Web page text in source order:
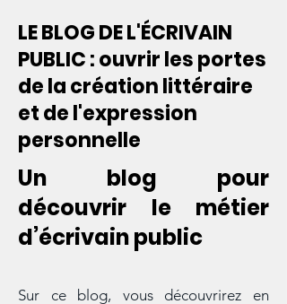
LE BLOG DE L'ÉCRIVAIN
PUBLIC : ouvrir les portes
de la création littéraire
et de l'expression
personnelle
Un blog pour
découvrir le métier